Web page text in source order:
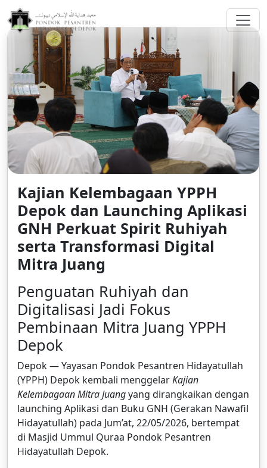
greenberggrossllp.com
Kajian Kelembagaan YPPH
Depok dan Launching Aplikasi
GNH Perkuat Spirit Ruhiyah
serta Transformasi Digital
Mitra Juang
Penguatan Ruhiyah dan
Digitalisasi Jadi Fokus
Pembinaan Mitra Juang YPPH
Depok
Depok — Yayasan Pondok Pesantren Hidayatullah
(YPPH) Depok kembali menggelarKajian
Kelembagaan Mitra Juangyang dirangkaikan dengan
launching Aplikasi dan Buku GNH (Gerakan Nawafil
Hidayatullah) pada Jum’at, 22/05/2026, bertempat
di Masjid Ummul Quraa Pondok Pesantren
Hidayatullah Depok.